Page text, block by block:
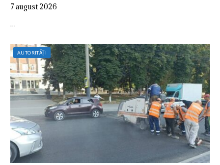
7 august 2026
…
AUTORITĂȚI